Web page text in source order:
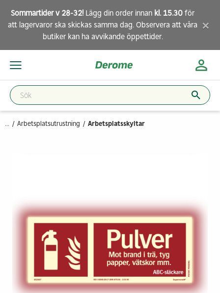
Sommartider v 28-32! Lägg din order innan kl. 15.30 för
att lagervaror ska skickas samma dag. Observera att våra
butikerkan ha avvikande öppettider. ×
... Arbetsplatsutrustning Arbetsplatsskyltar